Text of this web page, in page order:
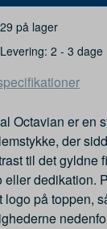
29 på lager
Levering: 2 - 3 dage
Octavian er en
der
til det gyldne
eller dedikation.
logo på toppen,